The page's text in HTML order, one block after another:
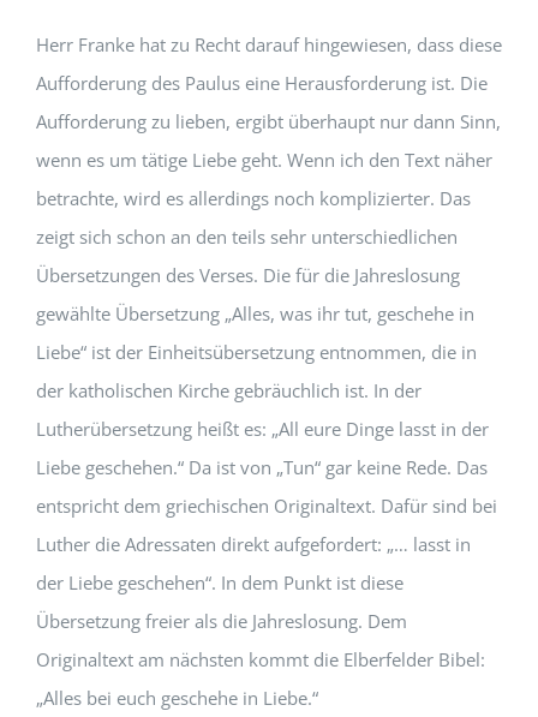
Herr Franke hat zu Recht darauf hingewiesen, dass diese
Aufforderung des Paulus eine Herausforderung ist. Die
Aufforderung zu lieben, ergibt überhaupt nur dann Sinn,
wenn es um tätige Liebe geht. Wenn ich den Text näher
betrachte, wird es allerdings noch komplizierter. Das
zeigt sich schon an den teils sehr unterschiedlichen
Übersetzungen des Verses. Die für die Jahreslosung
gewählte Übersetzung „Alles, was ihr tut, geschehe in
Liebe“ ist der Einheitsübersetzung entnommen, die in
der katholischen Kirche gebräuchlich ist. In der
Lutherübersetzung heißt es: „All eure Dinge lasst in der
Liebe geschehen.“ Da ist von „Tun“ gar keine Rede. Das
entspricht dem griechischen Originaltext. Dafür sind bei
Luther die Adressaten direkt aufgefordert: „… lasst in
der Liebe geschehen“. In dem Punkt ist diese
Übersetzung freier als die Jahreslosung. Dem
Originaltext am nächsten kommt die Elberfelder Bibel:
„Alles bei euch geschehe in Liebe.“